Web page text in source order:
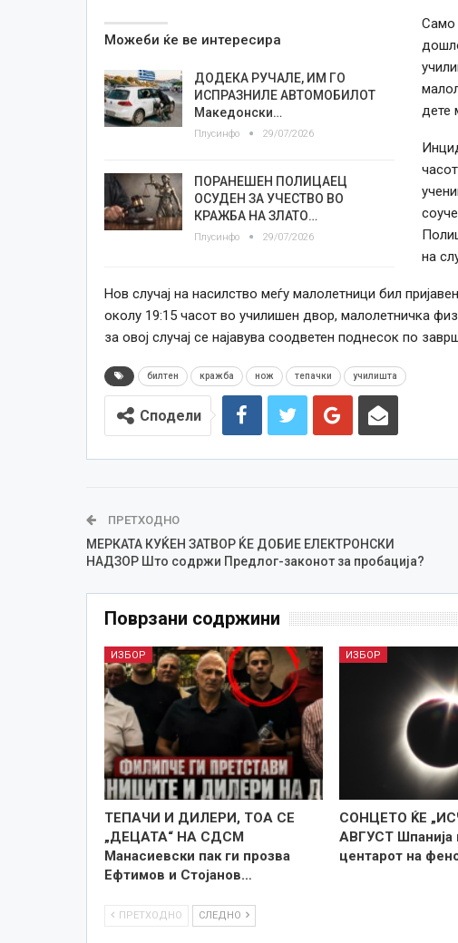
Можеби ќе ве интересира
ДОДЕКА РУЧАЛЕ, ИМ ГО
ИСПРАЗНИЛЕ АВТОМОБИЛОТ
Македонски…
Плусинфо 29/07/2026
ПОРАНЕШЕН ПОЛИЦАЕЦ
ОСУДЕН ЗА УЧЕСТВО ВО
КРАЖБА НА ЗЛАТО…
Плусинфо 29/07/2026
Само
дете
на
Нов случај на насилство меѓу малолетници бил
околу 19:15 часот во училишен двор, малолетничка
за овој случај се најавува соодветен поднесок по
билтен кражба нож тепачки училишта
Сподели
ПРЕТХОДНО
МЕРКАТА КУЌЕН ЗАТВОР ЌЕ ДОБИЕ ЕЛЕКТРОНСКИ
НАДЗОР Што содржи Предлог-законот за пробација?
Поврзани содржини
ИЗБОР
TEПАЧИ И ДИЛЕРИ, ТОА СЕ
„ДЕЦАТА“ НА СДСМ
Манасиевски пак ги прозва
Ефтимов и Стојанов…
ИЗБОР
СОНЦЕТО ЌЕ
АВГУСТ Шпанија
центарот на
ПРЕТХОДНО СЛЕДНО